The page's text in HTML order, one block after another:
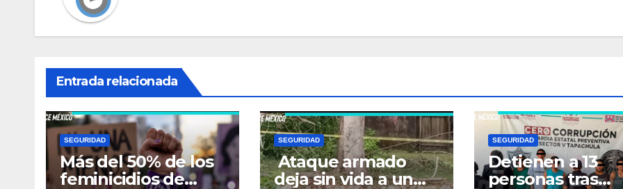
Entrada relacionada
SEGURIDAD
Más del 50% de los
feminicidios de
SEGURIDAD
Ataque armado
deja sin vida a un
SEGURIDAD
Detienen a 13
personas tras